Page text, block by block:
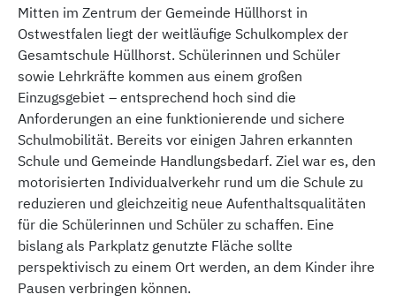
Mitten im Zentrum der Gemeinde Hüllhorst in
Ostwestfalen liegt der weitläufige Schulkomplex der
Gesamtschule Hüllhorst. Schülerinnen und Schüler
sowie Lehrkräfte kommen aus einem großen
Einzugsgebiet – entsprechend hoch sind die
Anforderungen an eine funktionierende und sichere
Schulmobilität. Bereits vor einigen Jahren erkannten
Schule und Gemeinde Handlungsbedarf. Ziel war es, den
motorisierten Individualverkehr rund um die Schule zu
reduzieren und gleichzeitig neue Aufenthaltsqualitäten
für die Schülerinnen und Schüler zu schaffen. Eine
bislang als Parkplatz genutzte Fläche sollte
perspektivisch zu einem Ort werden, an dem Kinder ihre
Pausen verbringen können.